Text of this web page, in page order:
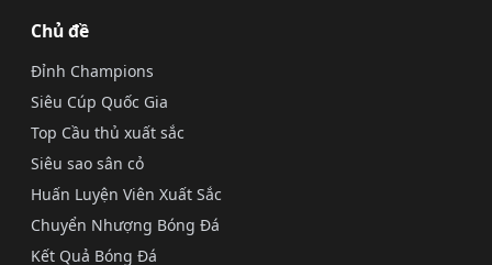
Chủ đề
Đỉnh Champions
Siêu Cúp Quốc Gia
Top Cầu thủ xuất sắc
Siêu sao sân cỏ
Huấn Luyện Viên Xuất Sắc
Chuyển Nhượng Bóng Đá
Kết Quả Bóng Đá